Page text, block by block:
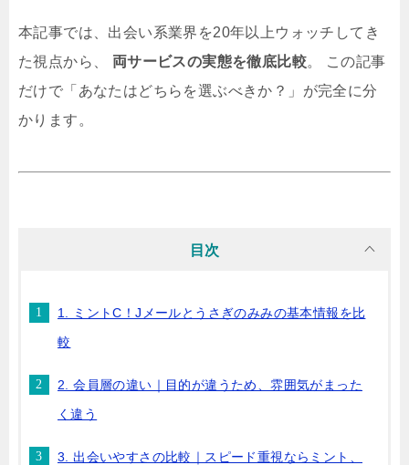
本記事では、出会い系業界を20年以上ウォッチしてき
た視点から、 両サービスの実態を徹底比較。 この記事
だけで「あなたはどちらを選ぶべきか？」が完全に分
かります。
目次
1. ミントC！Jメールとうさぎのみみの基本情報を比
較
2. 会員層の違い｜目的が違うため、雰囲気がまった
く違う
3. 出会いやすさの比較｜スピード重視ならミント、